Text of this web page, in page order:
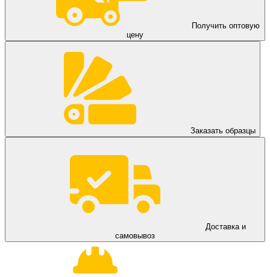
Получить оптовую
цену
Заказать образцы
Доставка и
самовывоз